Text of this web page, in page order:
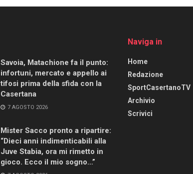
Savoia, Matachione fa il punto:
infortuni, mercato e appello ai
tifosi prima della sfida con la
Casertana
7 AGOSTO 2026
Mister Sacco pronto a ripartire:
“Dieci anni indimenticabili alla
Juve Stabia, ora mi rimetto in
gioco. Ecco il mio sogno…”
Naviga in
Home
Redazione
SportCasertanoTV
Archivio
Scrivici